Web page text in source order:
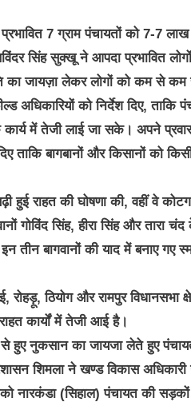
7 ग्राम पंचायतों को 7-7
सिंह सुक्खू ने आपदा प्रभावित
का जायज़ा लेकर लोगों को कम से
को निर्देश दिए, ताकि
में तेजी लाई जा सके। अपने प्रवास
बागबानों और किसानों को
हुई राहत की घोषणा की, वहीं वे
गोविंद सिंह, हीरा सिंह और
तीन बागवानों की याद में बनाए
रोहड़ू, ठियोग और रामपुर
कार्यों में तेजी आई है।
हुए नुकसान का जायजा लेते हुए
शिमला ने खण्ड विकास
नारकंडा (सिहाल) पंचायत की